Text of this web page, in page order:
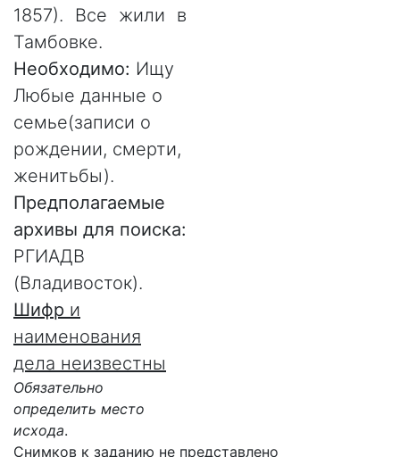
1857). Все жили в
Тамбовке.
Необходимо: Ищу
Любые данные о
семье(записи о
рождении, смерти,
женитьбы).
Предполагаемые
архивы для поиска:
РГИАДВ
(Владивосток).
Шифр и
наименования
дела неизвестны
Обязательно
определить место
исхода.
Снимков к заданию не представлено